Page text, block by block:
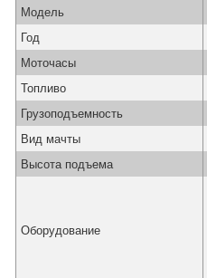
Модель
Год
Моточасы
Топливо
Грузоподъемность
Вид мачты
Высота подъема
Оборудование